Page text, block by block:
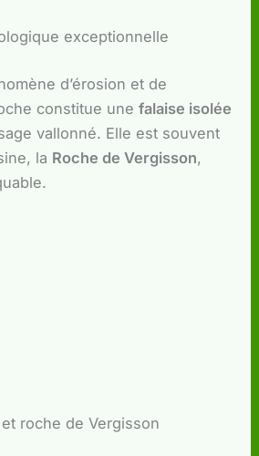
exceptionnelle
d’érosion et de
constitue unefalaise isolée
vallonné. Elle est souvent
la Roche de Vergisson,
roche de Vergisson